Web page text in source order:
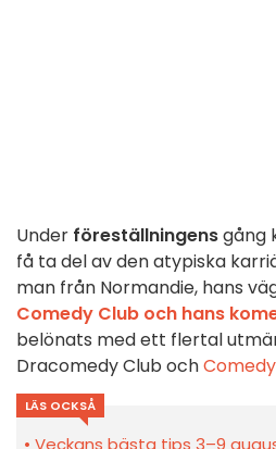
Under föreställningensgång
få ta del av den atypiska
man från Normandie, hans
Comedy Club och hans
belönats med ett flertal
Dracomedy Club och
LÄS OCKSÅ